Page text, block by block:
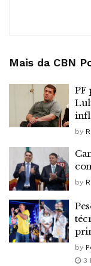
Mais da CBN
PF
by
by
by
3